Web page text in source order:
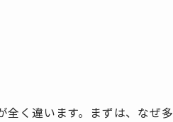
く違います。まずは、なぜ多